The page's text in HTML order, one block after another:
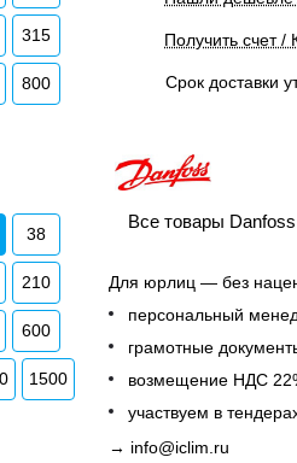
315
800
38
210
600
1500
Получить счет /
Срок доставки
Все товары Danfoss
Для юрлиц — без
персональный
грамотные
возмещение НДС
участвуем в
→ info@iclim.ru